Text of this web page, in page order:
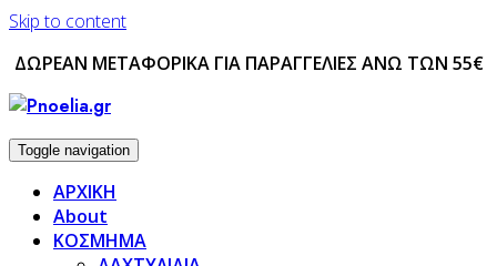
Skip to content
ΔΩΡΕΑΝ ΜΕΤΑΦΟΡΙΚΑ ΓΙΑ ΠΑΡΑΓΓΕΛΙΕΣ ΑΝΩ ΤΩΝ 55€
Toggle navigation
ΑΡΧΙΚΗ
About
ΚΟΣΜΗΜΑ